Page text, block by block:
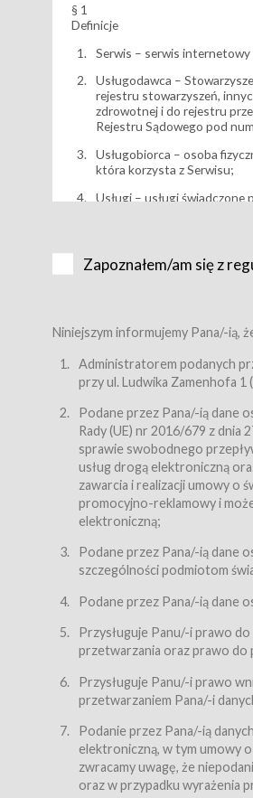
§ 1
Definicje
Serwis – serwis internetowy
Usługodawca –
rejestru stowarzyszeń,
zdrowotnej i do rejestru
Rejestru Sądowego pod
Usługobiorca – osoba
która korzysta z Serwisu;
Usługi – usługi
Karnety – wybrane
Bilety – wybrane dokumenty
przewidziane przez
filmowych, wydarzeniach
Sklep – sklep internetowy
Regulamin – niniejszy
§ 2
Postanowienia ogólne
Regulamin określa zasady:
świadczenia
zasady świadczenia
przetwarzania przez
Usługodawca świadczy w
dnia 18 lipca 2002 r. o
nieodpłatnie.
usługę przeglądania i
usługę newsletter,
usługę zawierania na
usługę zawierania na
Usługodawca świadczy
(Dz.U. z 2002 r., Nr 144,
Zapoznałem/am się z
Niniejszym informujemy Pana/-ią,
Administratorem podanych
przy ul. Ludwika Zamenhofa 1
Podane przez Pana/-ią dane
Rady (UE) nr 2016/679 z
sprawie swobodnego
usług drogą elektroniczną
zawarcia i realizacji umowy o
promocyjno-reklamowy i
elektroniczną;
Podane przez Pana/-ią dane
szczególności podmiotom
Podane przez Pana/-ią dane
Przysługuje Panu/-i prawo
przetwarzania oraz prawo do
Przysługuje Panu/-i prawo
przetwarzaniem Pana/-i
Podanie przez Pana/-ią
elektroniczną, w tym umowy
zwracamy uwagę, że
oraz w przypadku wyrażenia